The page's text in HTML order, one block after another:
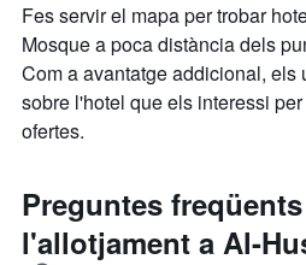
Fes servir el mapa per trobar
Mosque a poca distància dels
Com a avantatge addicional, els
sobre l'hotel que els interessi
ofertes.
Preguntes
l'allotjament a Al-